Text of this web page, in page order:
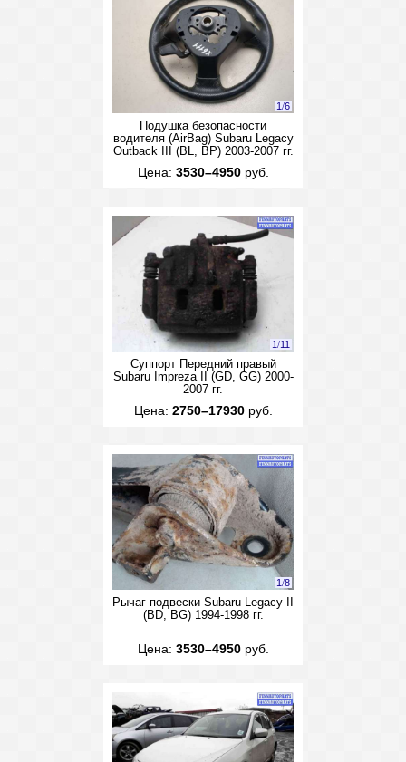
1/6
Подушка безопасности
водителя (AirBag) Subaru Legacy
Outback III (BL, BP) 2003-2007 гг.
Цена: 3530–4950руб.
1/11
Суппорт Передний правый
Subaru Impreza II (GD, GG) 2000-
2007 гг.
Цена: 2750–17930руб.
1/8
Рычаг подвески Subaru Legacy II
(BD, BG) 1994-1998 гг.
Цена: 3530–4950руб.